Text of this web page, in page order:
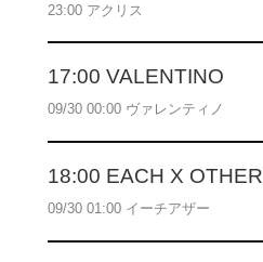
23:00 アクリス
17:00 VALENTINO
09/30 00:00 ヴァレンティノ
18:00 EACH X OTHER
09/30 01:00 イーチアザー